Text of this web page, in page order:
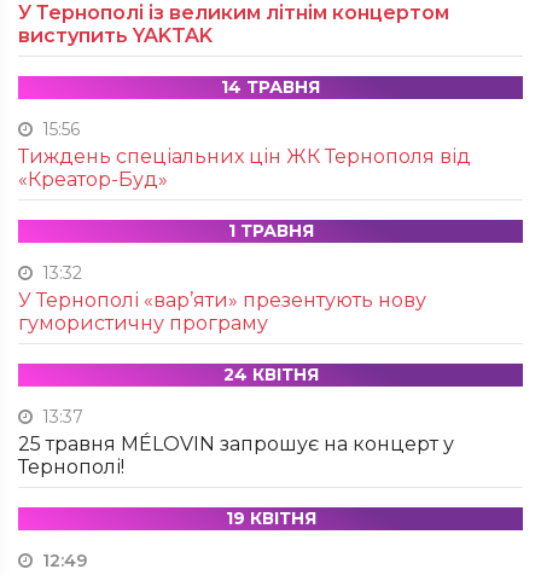
У Тернополі із великим літнім концертом
виступить YAKTAK
14 ТРАВНЯ
15:56
Тиждень спеціальних цін ЖК Тернополя від
«Креатор-Буд»
1 ТРАВНЯ
13:32
У Тернополі «вар’яти» презентують нову
гумористичну програму
24 КВІТНЯ
13:37
25 травня MÉLOVIN запрошує на концерт у
Тернополі!
19 КВІТНЯ
12:49